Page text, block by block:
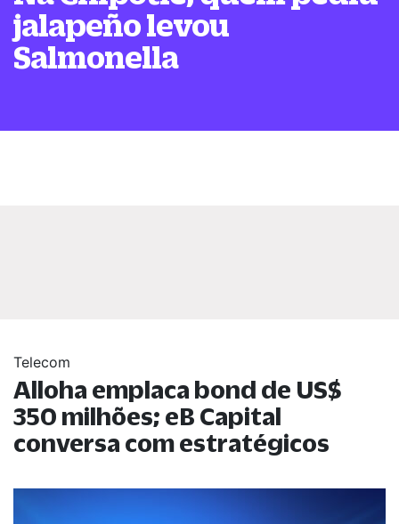
jalapeño levou
Salmonella
Telecom
Alloha emplaca bond de US$
350 milhões; eB Capital
conversa com estratégicos